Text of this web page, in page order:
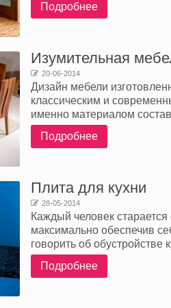
Подробнее
Изумительная
20-06-2014
Дизайн мебели
классическим и
именно материалом
Подробнее
Плита для кухни
28-05-2014
Каждый человек
максимально обеспечив
говорить об обустройстве
Подробнее